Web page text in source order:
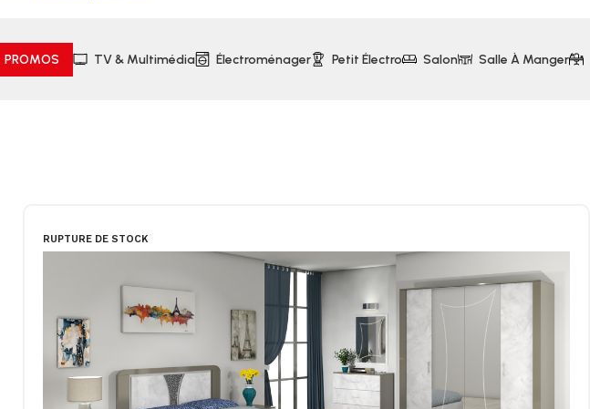
PROMOS TV & Multimédia Électroménager Petit Électro Salon Salle À Manger
RUPTURE DE STOCK